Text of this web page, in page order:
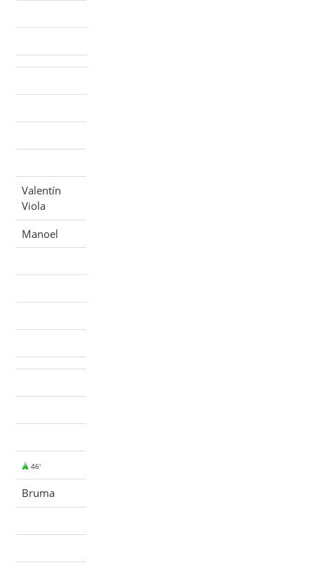
Valentín
Viola
Manoel
46'
Bruma